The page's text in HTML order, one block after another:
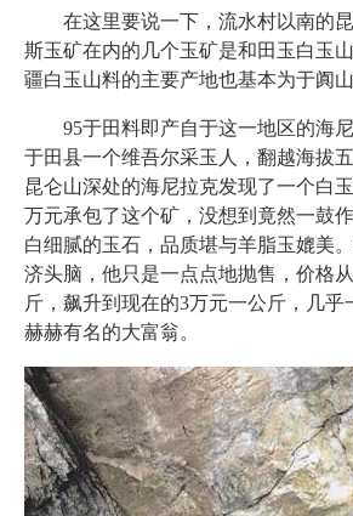
在这里要说一下，流水村以南的昆
斯玉矿在内的几个玉矿是和田玉白玉
疆白玉山料的主要产地也基本为于阗山
95于田料即产自于这一地区的海尼
于田县一个维吾尔采玉人，翻越海拔
昆仑山深处的海尼拉克发现了一个白
万元承包了这个矿，没想到竟然一鼓
白细腻的玉石，品质堪与羊脂玉媲美
济头脑，他只是一点点地抛售，价格
斤，飙升到现在的3万元一公斤，几乎
赫赫有名的大富翁。